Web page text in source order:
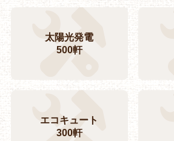
太陽光発電
500軒
エコキュート
300軒